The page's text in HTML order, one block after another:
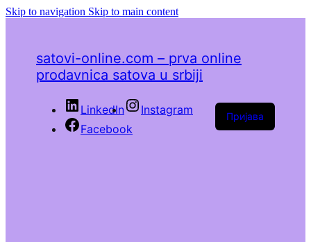
Skip to navigation Skip to main content
satovi-online.com – prva online
prodavnica satova u srbiji
LinkedIn
Instagram
Facebook
Пријава